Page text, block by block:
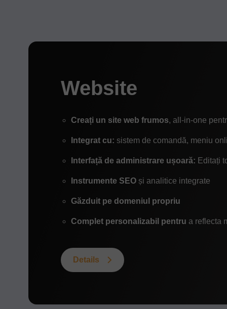
Website
Creați un site web frumos, all-in-one
Integrat cu: sistem de comandă, meniu
Interfață de administrare ușoară: Editați
Instrumente SEO și analitice integrate
Găzduit pe domeniul propriu
Complet personalizabil pentru a reflecta
Details